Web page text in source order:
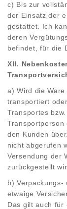
c) Bis zur
der Einsatz der
gestattet. Ich
deren
befindet, für die
XII.
a) Wird die
transportiert
Transportes
Transportperson
den Kunden
nicht abgerufen
Versendung der
zurückgestellt
b) Verpackungs-
etwaige
Das gilt auch für